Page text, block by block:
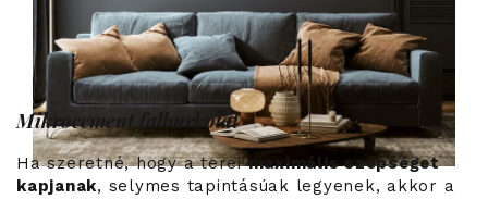
Mikrocement falburkolat
Ha szeretné, hogy a tereimaximális szépséget
kapjanak, selymes tapintásúak legyenek, akkor a